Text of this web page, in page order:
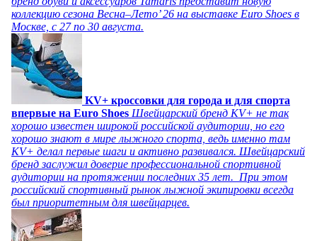
коллекцию сезона Весна–Лето’ 26 на выставке Euro Shoes в
Москве, с 27 по 30 августа.
KV+ кроссовки для города и для спорта
впервые на Euro Shoes Швейцарский бренд KV+ не так
хорошо известен широкой российской аудитории, но его
хорошо знают в мире лыжного спорта, ведь именно там
KV+ делал первые шаги и активно развивался. Швейцарский
бренд заслужил доверие профессиональной спортивной
аудитории на протяжении последних 35 лет. При этом
российский спортивный рынок лыжной экипировки всегда
был приоритетным для швейцарцев.